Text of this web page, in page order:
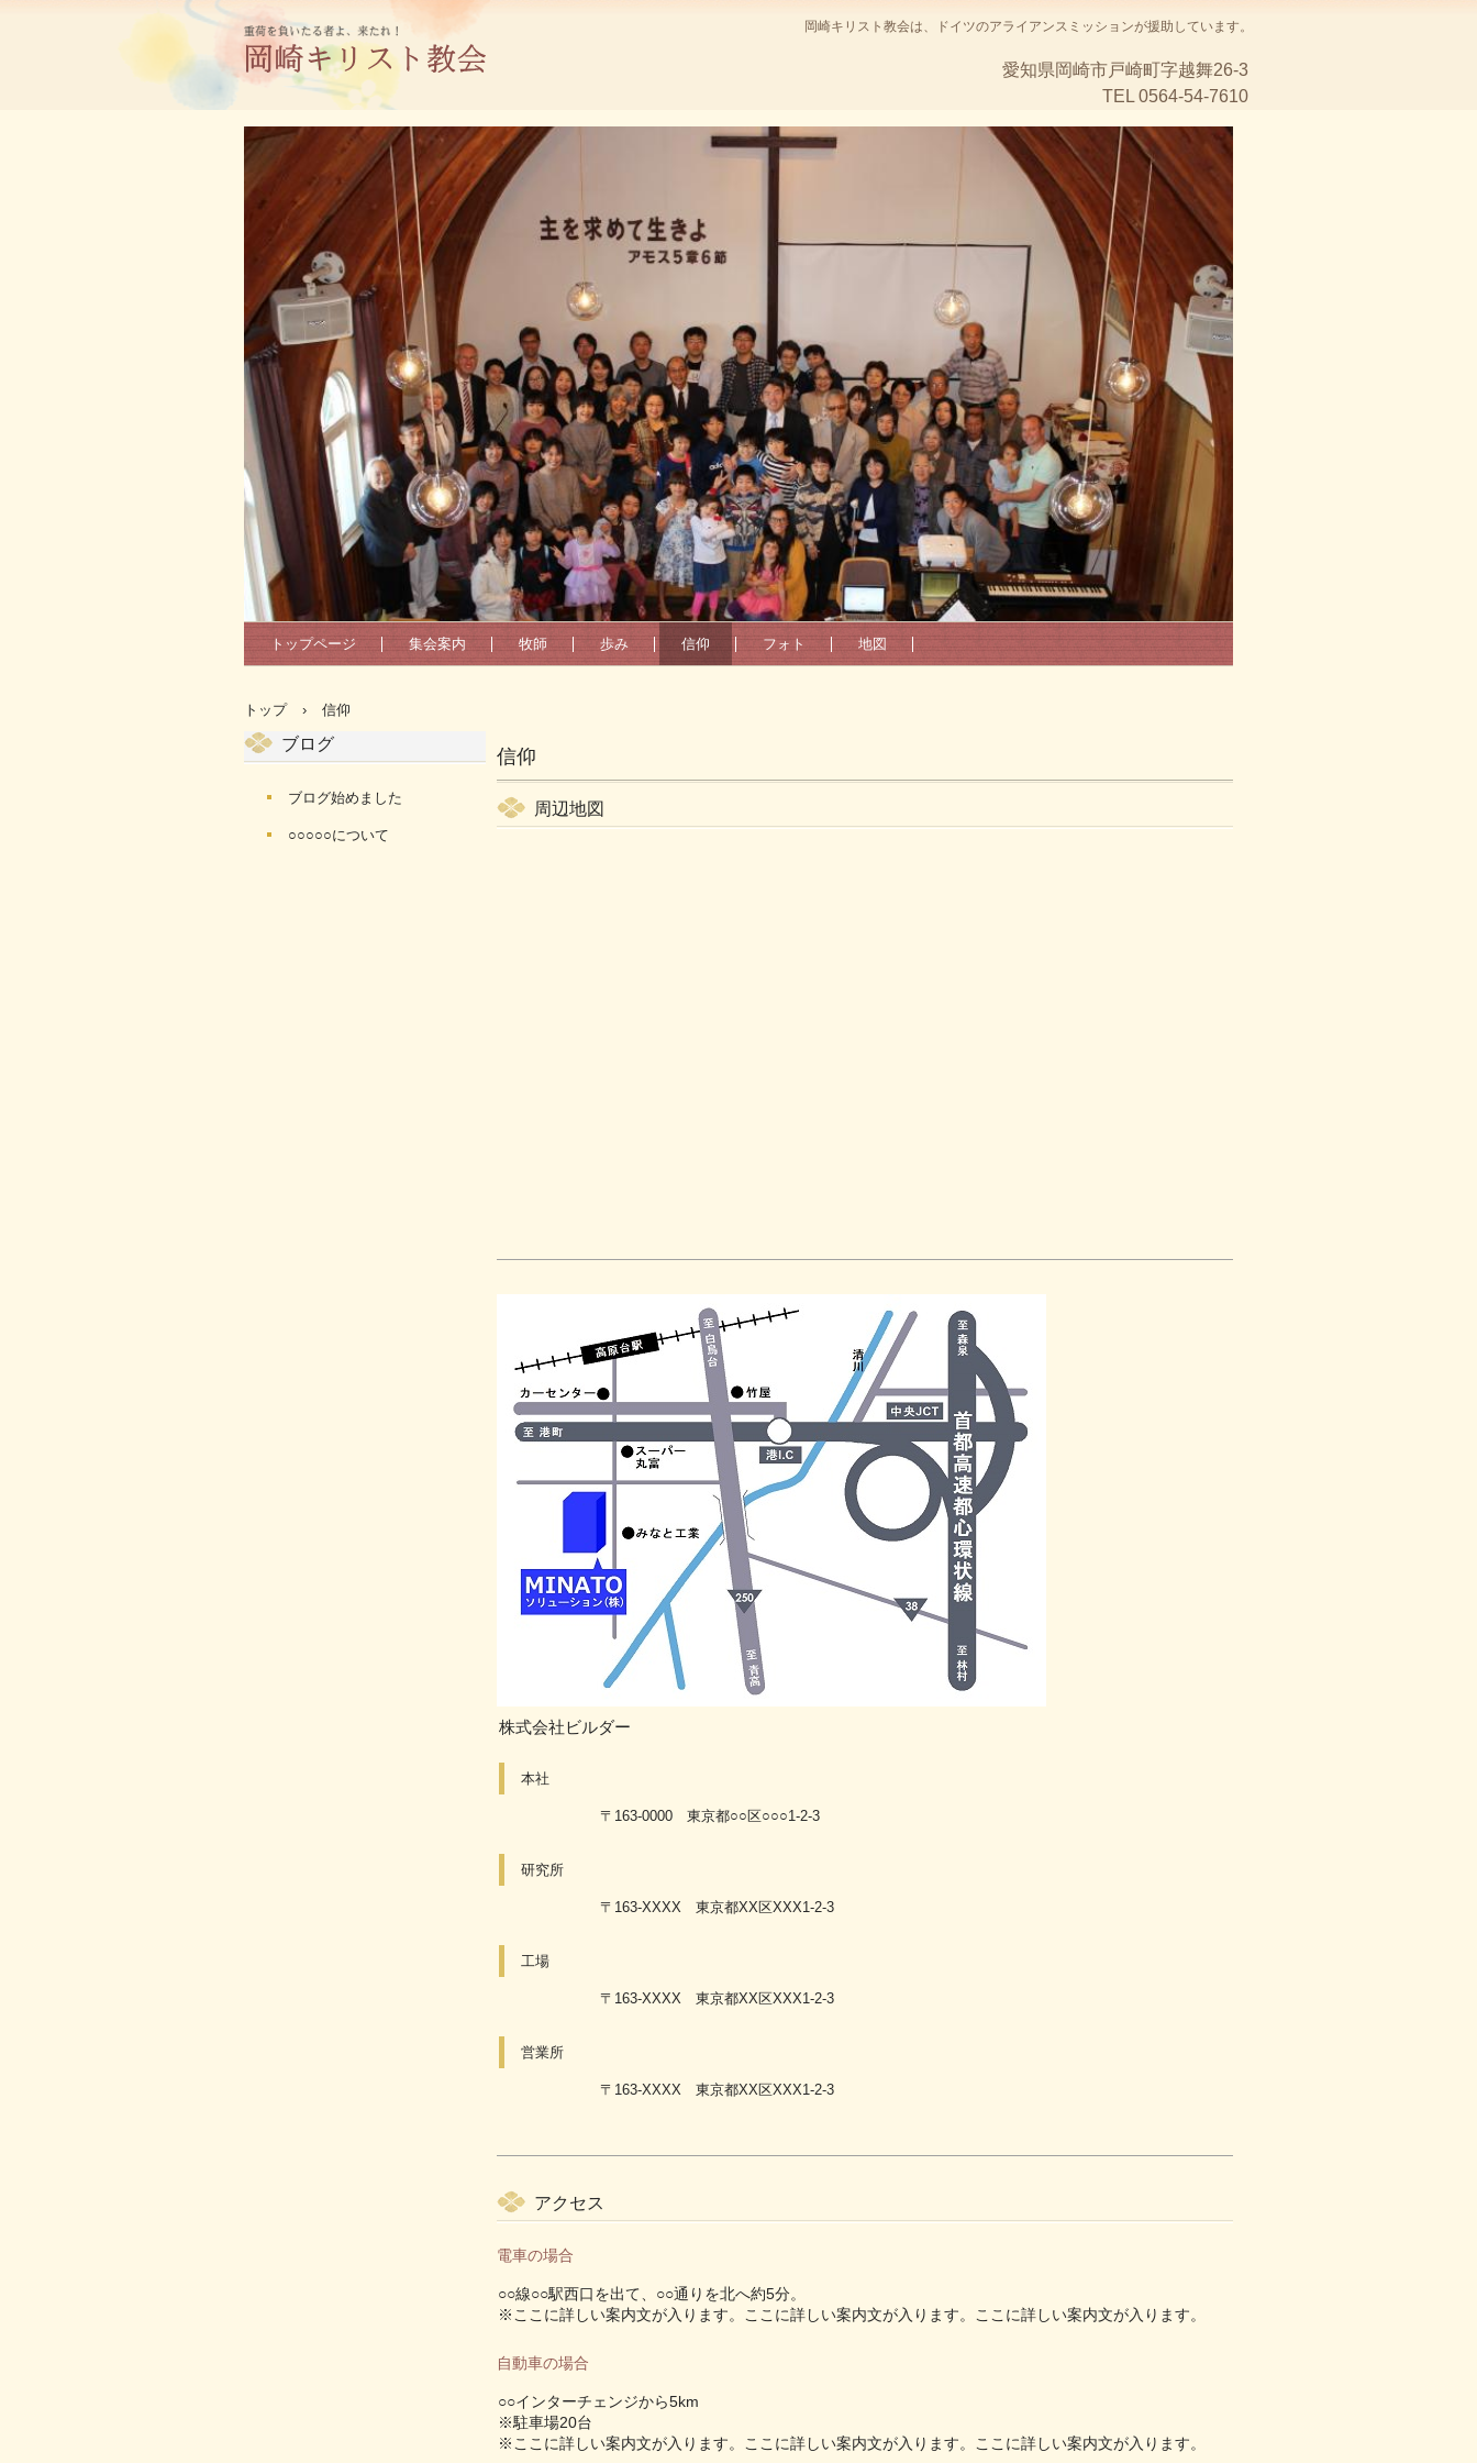
岡崎キリスト教会は、ドイツのアライアンスミッションが援助しています。
愛知県岡崎市戸崎町字越舞26-3
TEL 0564-54-7610
トップページ 集会案内 牧師 歩み 信仰 フォト 地図
トップ › 信仰
信仰
周辺地図
株式会社ビルダー
本社
〒163-0000 東京都○○区○○○1-2-3
研究所
〒163-XXXX 東京都XX区XXX1-2-3
工場
〒163-XXXX 東京都XX区XXX1-2-3
営業所
〒163-XXXX 東京都XX区XXX1-2-3
アクセス
電車の場合
○○線○○駅西口を出て、○○通りを北へ約5分。
※ここに詳しい案内文が入ります。ここに詳しい案内文が入ります。ここに詳しい案内文が入ります。
自動車の場合
○○インターチェンジから5km
※駐車場20台
※ここに詳しい案内文が入ります。ここに詳しい案内文が入ります。ここに詳しい案内文が入ります。
ブログ
ブログ始めました
○○○○○について